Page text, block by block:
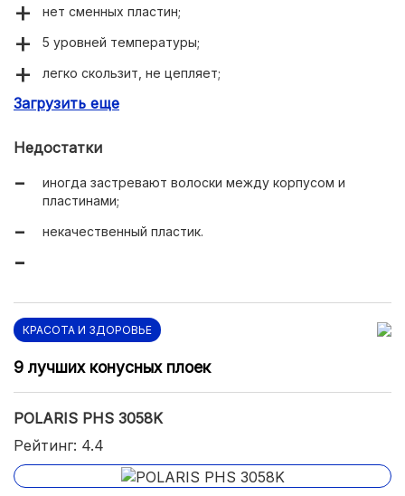
нет сменных пластин;
5 уровней температуры;
легко скользит, не цепляет;
не причиняет вреда волосам;
Загрузить еще
Недостатки
иногда застревают волоски между корпусом и
пластинами;
некачественный пластик.
КРАСОТА И ЗДОРОВЬЕ
9 лучших конусных плоек
POLARIS PHS 3058K
Рейтинг: 4.4